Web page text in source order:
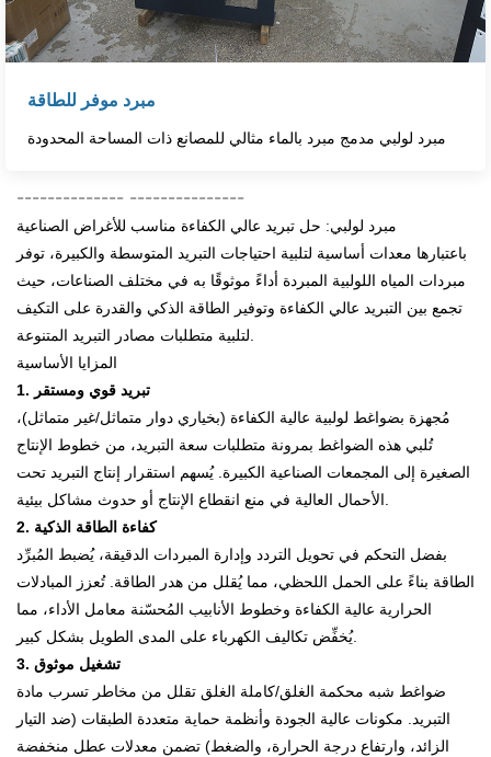
مبرد موفر للطاقة
مبرد لولبي مدمج مبرد بالماء مثالي للمصانع ذات المساحة المحدودة
-------------- ---------------
مبرد لولبي: حل تبريد عالي الكفاءة مناسب للأغراض الصناعية
باعتبارها معدات أساسية لتلبية احتياجات التبريد المتوسطة والكبيرة، توفر
مبردات المياه اللولبية المبردة أداءً موثوقًا به في مختلف الصناعات، حيث
تجمع بين التبريد عالي الكفاءة وتوفير الطاقة الذكي والقدرة على التكيف
لتلبية متطلبات مصادر التبريد المتنوعة.
المزايا الأساسية
1. تبريد قوي ومستقر
مُجهزة بضواغط لولبية عالية الكفاءة (بخياري دوار متماثل/غير متماثل)،
تُلبي هذه الضواغط بمرونة متطلبات سعة التبريد، من خطوط الإنتاج
الصغيرة إلى المجمعات الصناعية الكبيرة. يُسهم استقرار إنتاج التبريد تحت
الأحمال العالية في منع انقطاع الإنتاج أو حدوث مشاكل بيئية.
2. كفاءة الطاقة الذكية
بفضل التحكم في تحويل التردد وإدارة المبردات الدقيقة، يُضبط المُبرِّد
الطاقة بناءً على الحمل اللحظي، مما يُقلل من هدر الطاقة. تُعزز المبادلات
الحرارية عالية الكفاءة وخطوط الأنابيب المُحسّنة معامل الأداء، مما
يُخفِّض تكاليف الكهرباء على المدى الطويل بشكل كبير.
3. تشغيل موثوق
ضواغط شبه محكمة الغلق/كاملة الغلق تقلل من مخاطر تسرب مادة
التبريد. مكونات عالية الجودة وأنظمة حماية متعددة الطبقات (ضد التيار
الزائد، وارتفاع درجة الحرارة، والضغط) تضمن معدلات عطل منخفضة